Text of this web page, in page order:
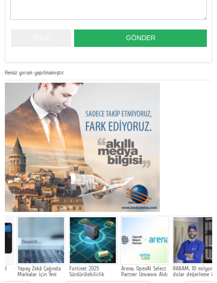
Henüz yorum yapılmamıştır.
Yapay Zekâ Çağında
Markalar İçin Yeni
Rekabet Alanı: GEO
Fortinet 2025
Sürdürülebilirlik
Raporunu açıkladı
Arena, OpenAI Select
Partner Unvanını Aldı
RABAM, 10 milyon
dolar değerleme ile
500 bin dolarlık